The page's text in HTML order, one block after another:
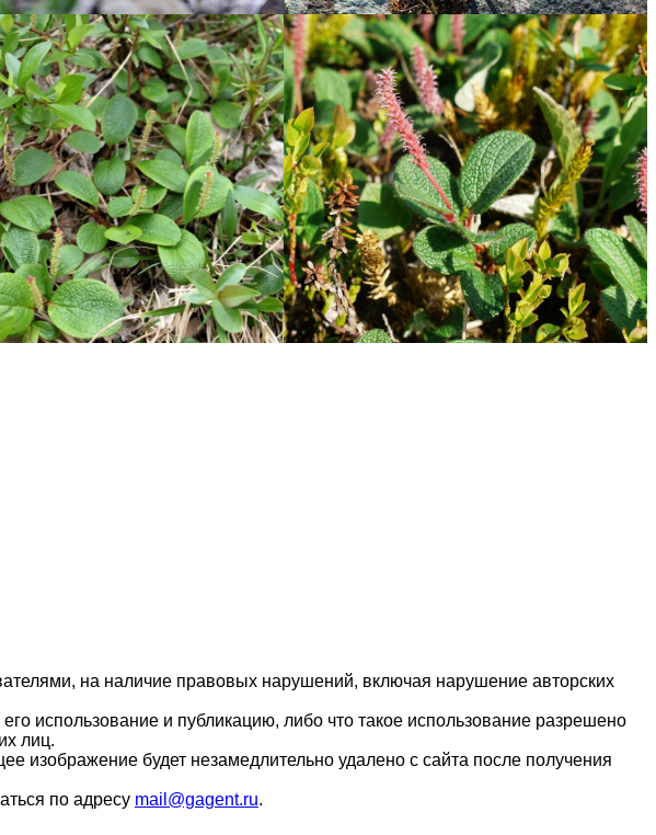
на наличие правовых нарушений, включая нарушение авторских
использование и публикацию, либо что такое использование разрешено
лиц.
изображение будет незамедлительно удалено с сайта после получения
по адресу mail@gagent.ru.